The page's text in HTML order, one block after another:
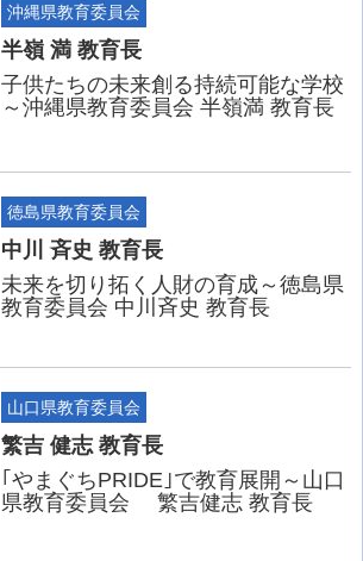
沖縄県教育委員会
半嶺 満 教育長
子供たちの未来創る持続可能な学校
～沖縄県教育委員会 半嶺満 教育長
徳島県教育委員会
中川 斉史 教育長
未来を切り拓く人財の育成～徳島県
教育委員会 中川斉史 教育長
山口県教育委員会
繁吉 健志 教育長
｢やまぐちPRIDE｣で教育展開～山口
県教育委員会 繁吉健志 教育長